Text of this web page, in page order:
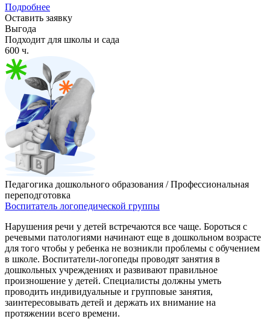
Подробнее
Оставить заявку
Выгода
Подходит для школы и сада
600 ч.
Педагогика дошкольного образования / Профессиональная
переподготовка
Воспитатель логопедической группы
Нарушения речи у детей встречаются все чаще. Бороться с
речевыми патологиями начинают еще в дошкольном возрасте
для того чтобы у ребенка не возникли проблемы с обучением
в школе. Воспитатели-логопеды проводят занятия в
дошкольных учреждениях и развивают правильное
произношение у детей. Специалисты должны уметь
проводить индивидуальные и групповые занятия,
заинтересовывать детей и держать их внимание на
протяжении всего времени.